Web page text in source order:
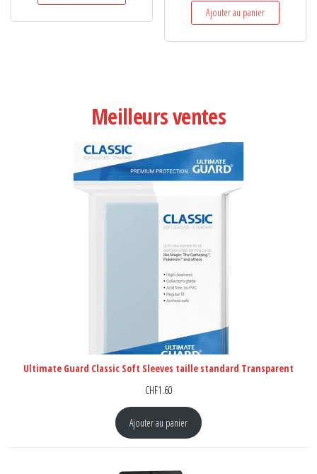
Ajouter au panier
Meilleurs ventes
Ultimate Guard Classic Soft Sleeves taille standard Transparent
CHF1.60
Ajouter au panier